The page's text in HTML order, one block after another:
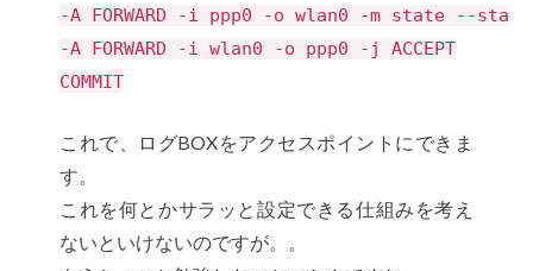
-A FORWARD -i ppp0 -o wlan0 -m state --state
-A FORWARD -i wlan0 -o ppp0 -j ACCEPT
COMMIT
これで、ログBOXをアクセスポイントにできま
す。
これを何とかサラッと設定できる仕組みを考え
ないといけないのですが。。